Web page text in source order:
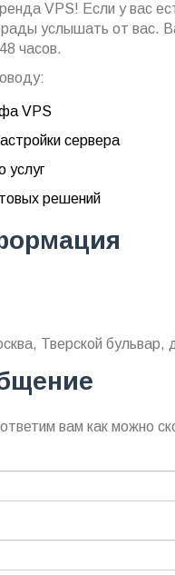
VPS! Если у вас
услышать от вас.
часов.
VPS
сервера
услуг
решений
Тверской бульвар,
вам как можно